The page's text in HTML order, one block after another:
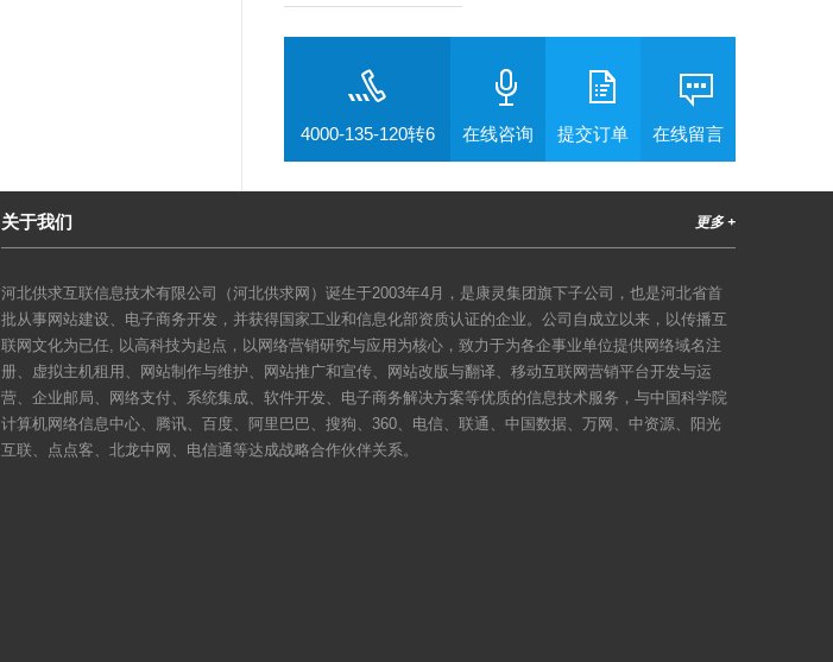
4000-135-120转6 在线咨询 提交订单 在线留言
更多 +
关于我们
河北供求互联信息技术有限公司（河北供求网）诞生于2003年4月，是康灵集团旗下子公司，也是河北省首
批从事网站建设、电子商务开发，并获得国家工业和信息化部资质认证的企业。公司自成立以来，以传播互
联网文化为已任, 以高科技为起点，以网络营销研究与应用为核心，致力于为各企事业单位提供网络域名注
册、虚拟主机租用、网站制作与维护、网站推广和宣传、网站改版与翻译、移动互联网营销平台开发与运
营、企业邮局、网络支付、系统集成、软件开发、电子商务解决方案等优质的信息技术服务，与中国科学院
计算机网络信息中心、腾讯、百度、阿里巴巴、搜狗、360、电信、联通、中国数据、万网、中资源、阳光
互联、点点客、北龙中网、电信通等达成战略合作伙伴关系。